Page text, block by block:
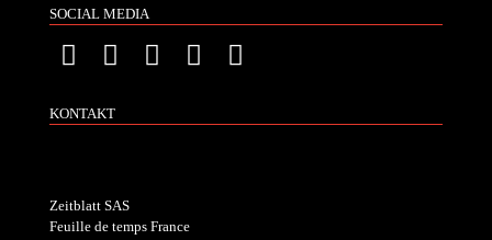
SOCIAL MEDIA
KONTAKT
Zeitblatt SAS
Feuille de temps France